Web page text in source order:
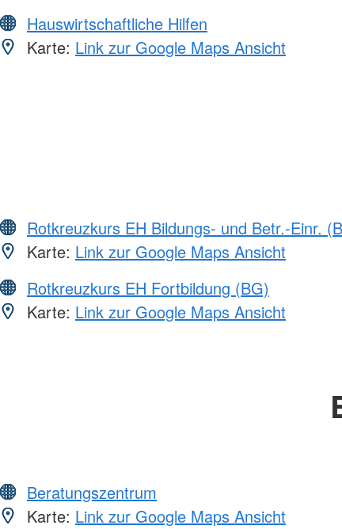
Hauswirtschaftliche Hilfen
Karte: Link zur Google Maps Ansicht
Rotkreuzkurs EH Bildungs- und Betr.-Einr.
Karte: Link zur Google Maps Ansicht
Rotkreuzkurs EH Fortbildung (BG)
Karte: Link zur Google Maps Ansicht
Beratungszentrum
Karte: Link zur Google Maps Ansicht